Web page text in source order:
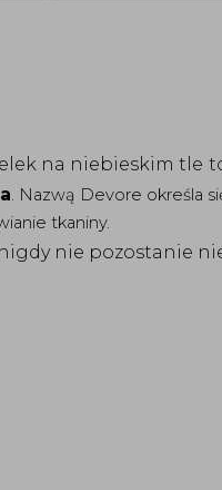
na niebieskim tle
. Nazwą Devore określa
tkaniny.
nie pozostanie